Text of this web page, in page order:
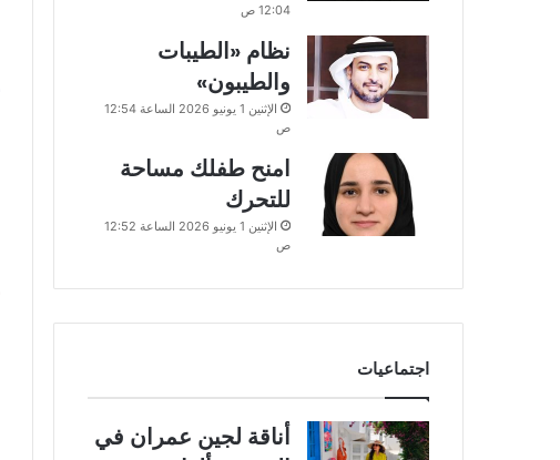
12:04 ص
نظام «الطيبات
والطيبون»
الإثنين 1 يونيو 2026 الساعة 12:54
ص
امنح طفلك مساحة
للتحرك
الإثنين 1 يونيو 2026 الساعة 12:52
ص
اجتماعيات
أناقة لجين عمران في